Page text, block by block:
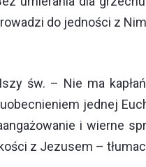
do jedności z
św. – Nie ma
jednej
i wierne
z Jezusem –